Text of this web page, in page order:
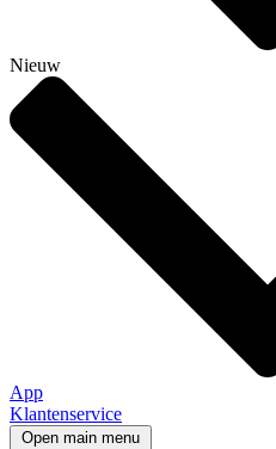
Nieuw
App
Klantenservice
Open main menu